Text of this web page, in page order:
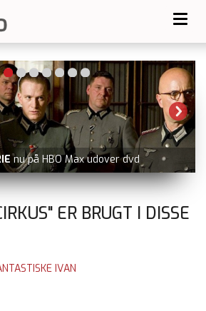
nu på HBO Max udover dvd
ER BRUGT I DISSE
IVAN